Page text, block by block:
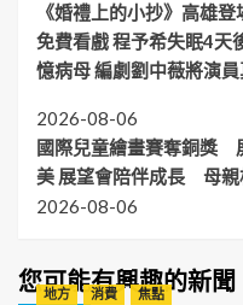
《婚禮上的小抄》高雄
免費看戲 程予希失眠4天
憶病母 編劇劉中薇將演
2026-08-06
國際兒童繪畫賽奪銅獎
美 展望會陪伴成長 母親
2026-08-06
您可能有興趣的新聞
地方 消費 焦點